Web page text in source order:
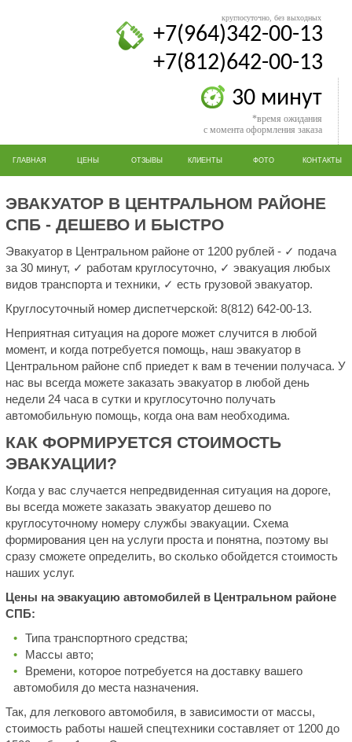
круглосуточно, без выходных
+7(964)342-00-13
+7(812)642-00-13
30 минут
*время ожидания
с момента оформления заказа
ГЛАВНАЯ ЦЕНЫ ОТЗЫВЫ КЛИЕНТЫ ФОТО КОНТАКТЫ
ЭВАКУАТОР В ЦЕНТРАЛЬНОМ РАЙОНЕ
СПБ - ДЕШЕВО И БЫСТРО
Эвакуатор в Центральном районе от 1200 рублей - ✓ подача
за 30 минут, ✓ работам круглосуточно, ✓ эвакуация любых
видов транспорта и техники, ✓ есть грузовой эвакуатор.
Круглосуточный номер диспетчерской: 8(812) 642-00-13.
Неприятная ситуация на дороге может случится в любой
момент, и когда потребуется помощь, наш эвакуатор в
Центральном районе спб приедет к вам в течении получаса. У
нас вы всегда можете заказать эвакуатор в любой день
недели 24 часа в сутки и круглосуточно получать
автомобильную помощь, когда она вам необходима.
КАК ФОРМИРУЕТСЯ СТОИМОСТЬ
ЭВАКУАЦИИ?
Когда у вас случается непредвиденная ситуация на дороге,
вы всегда можете заказать эвакуатор дешево по
круглосуточному номеру службы эвакуации. Схема
формирования цен на услуги проста и понятна, поэтому вы
сразу сможете определить, во сколько обойдется стоимость
наших услуг.
Цены на эвакуацию автомобилей в Центральном районе
СПБ:
Типа транспортного средства;
Массы авто;
Времени, которое потребуется на доставку вашего
автомобиля до места назначения.
Так, для легкового автомобиля, в зависимости от массы,
стоимость работы нашей спецтехники составляет от 1200 до